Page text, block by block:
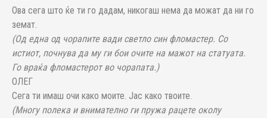
Ова сега што ќе ти го дадам, никогаш нема да можат да ни го
земат.
(Од една од чорапите вади светло син фломастер. Со
истиот, почнува да му ги бои очите на мажот на статуата.
Го враќа фломастерот во чорапата.)
ОЛЕГ
Сега ти имаш очи како моите. Јас како твоите.
(Многу полека и внимателно ги пружа рацете околу